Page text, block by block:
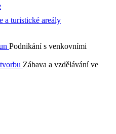
a turistické areály
Podnikání s venkovními
Zábava a vzdělávání ve